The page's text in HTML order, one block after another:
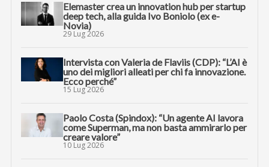
Elemaster crea un innovation hub per startup
deep tech, alla guida Ivo Boniolo (ex e-
Novia)
29 Lug 2026
Intervista con Valeria de Flaviis (CDP): “L’AI è
uno dei migliori alleati per chi fa innovazione.
Ecco perché”
15 Lug 2026
Paolo Costa (Spindox): “Un agente AI lavora
come Superman, ma non basta ammirarlo per
creare valore”
10 Lug 2026